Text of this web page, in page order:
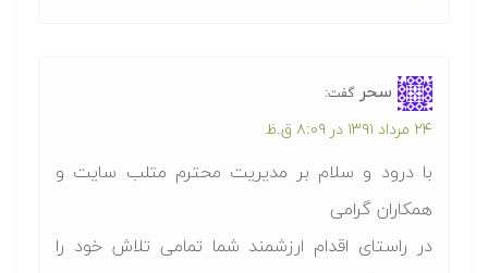
سحر گفت:
۲۴ مرداد ۱۳۹۱ در ۸:۰۹ ق.ظ
با درود و سلام بر مدیریت محترم متلب سایت و
همکاران گرامی
در راستای اقدام ارزشمند شما تمامی تلاش خود را